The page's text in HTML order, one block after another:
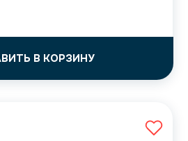
В КОРЗИНУ